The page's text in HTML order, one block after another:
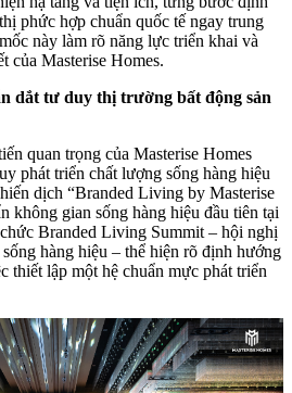
phức hợp chuẩn quốc tế ngay trung
này làm rõ năng lực triển khai và
của Masterise Homes.
dắt tư duy thị trường bất động sản
quan trọng của Masterise Homes
phát triển chất lượng sống hàng hiệu
dịch “Branded Living by Masterise
không gian sống hàng hiệu đầu tiên tại
Branded Living Summit – hội nghị
hàng hiệu – thể hiện rõ định hướng
thiết lập một hệ chuẩn mực phát triển